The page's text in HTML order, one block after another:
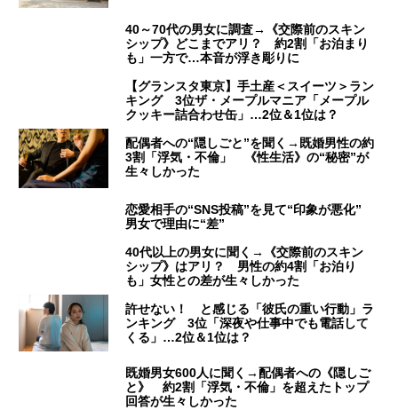
40～70代の男女に調査→《交際前のスキン
シップ》どこまでアリ？ 約2割「お泊まり
も」一方で…本音が浮き彫りに
【グランスタ東京】手土産＜スイーツ＞ラン
キング 3位ザ・メープルマニア「メープル
クッキー詰合わせ缶」…2位＆1位は？
配偶者への“隠しごと”を聞く→既婚男性の約
3割「浮気・不倫」 《性生活》の“秘密”が
生々しかった
恋愛相手の“SNS投稿”を見て“印象が悪化”
男女で理由に“差”
40代以上の男女に聞く→《交際前のスキン
シップ》はアリ？ 男性の約4割「お泊り
も」女性との差が生々しかった
許せない！ と感じる「彼氏の重い行動」ラ
ンキング 3位「深夜や仕事中でも電話して
くる」…2位＆1位は？
既婚男女600人に聞く→配偶者への《隠しご
と》 約2割「浮気・不倫」を超えたトップ
回答が生々しかった